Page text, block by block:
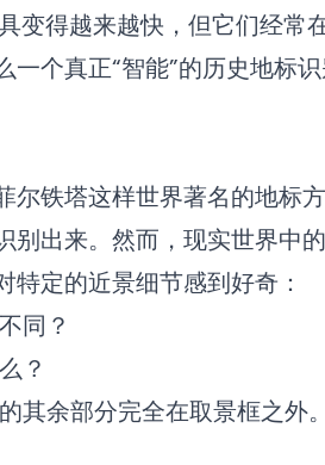
变得越来越快，但它们经常
一个真正“智能”的历史地标
铁塔这样世界著名的地标
出来。然而，现实世界中
定的近景细节感到好奇：
同？
？
其余部分完全在取景框之外。